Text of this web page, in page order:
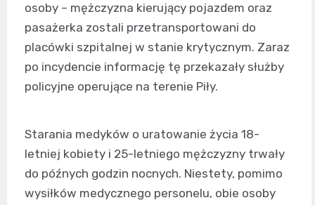
osoby – mężczyzna kierujący pojazdem oraz
pasażerka zostali przetransportowani do
placówki szpitalnej w stanie krytycznym. Zaraz
po incydencie informację tę przekazały służby
policyjne operujące na terenie Piły.
Starania medyków o uratowanie życia 18-
letniej kobiety i 25-letniego mężczyzny trwały
do późnych godzin nocnych. Niestety, pomimo
wysiłków medycznego personelu, obie osoby